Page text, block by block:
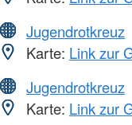
Jugendrotkreuz
Karte: Link zur
Jugendrotkreuz
Karte: Link zur